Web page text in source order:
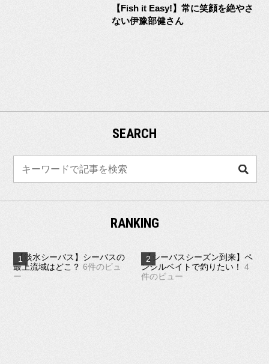
【Fish it Easy!】常に笑顔を絶やさ
ない伊豫部健さん
SEARCH
RANKING
【淡水シーバス】シーバスの
最上流域はどこ？ 6件のビュ
ー
【シーバスシーズン到来】ペ
ンシルベイトで釣りたい！
4
件のビュー